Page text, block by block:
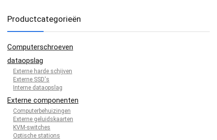
Productcategorieën
Computerschroeven
dataopslag
Externe harde schijven
Externe SSD's
Interne dataopslag
Externe componenten
Computerbehuizingen
Externe geluidskaarten
KVM-switches
Optische stations